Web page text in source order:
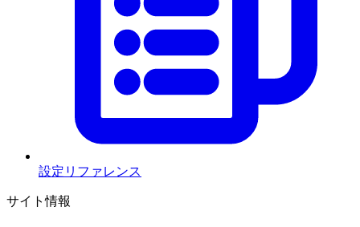
設定リファレンス
サイト情報